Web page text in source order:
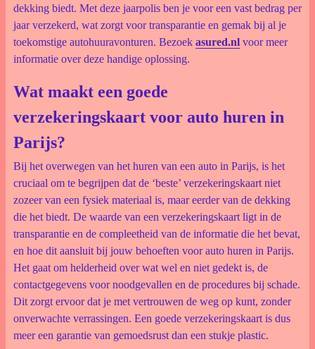
dekking biedt. Met deze jaarpolis ben je voor een vast bedrag per
jaar verzekerd, wat zorgt voor transparantie en gemak bij al je
toekomstige autohuuravonturen. Bezoek asured.nlvoor meer
informatie over deze handige oplossing.
Wat maakt een goede
verzekeringskaart voor auto huren in
Parijs?
Bij het overwegen van het huren van een auto in Parijs, is het
cruciaal om te begrijpen dat de ‘beste’ verzekeringskaart niet
zozeer van een fysiek materiaal is, maar eerder van de dekking
die het biedt. De waarde van een verzekeringskaart ligt in de
transparantie en de compleetheid van de informatie die het bevat,
en hoe dit aansluit bij jouw behoeften voor auto huren in Parijs.
Het gaat om helderheid over wat wel en niet gedekt is, de
contactgegevens voor noodgevallen en de procedures bij schade.
Dit zorgt ervoor dat je met vertrouwen de weg op kunt, zonder
onverwachte verrassingen. Een goede verzekeringskaart is dus
meer een garantie van gemoedsrust dan een stukje plastic.